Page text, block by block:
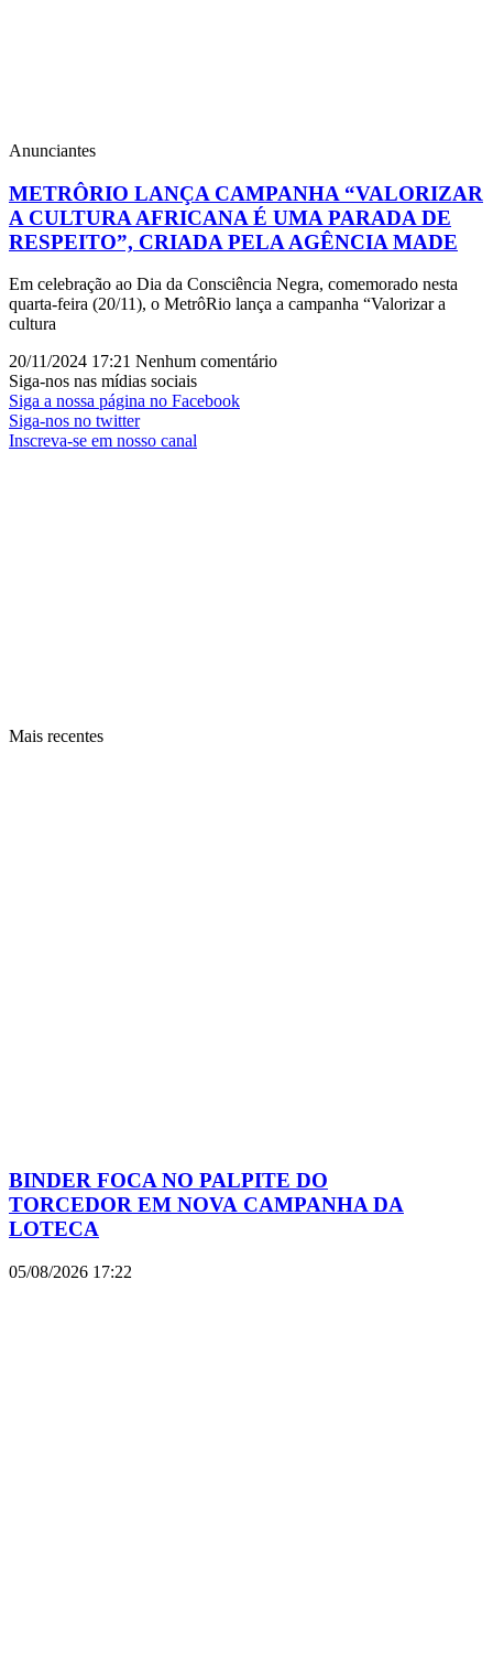
Anunciantes
METRÔRIO LANÇA CAMPANHA “VALORIZAR
A CULTURA AFRICANA É UMA PARADA DE
RESPEITO”, CRIADA PELA AGÊNCIA MADE
Em celebração ao Dia da Consciência Negra, comemorado nesta
quarta-feira (20/11), o MetrôRio lança a campanha “Valorizar a
cultura
20/11/2024 17:21 Nenhum comentário
Siga-nos nas mídias sociais
Siga a nossa página no Facebook
Siga-nos no twitter
Inscreva-se em nosso canal
Mais recentes
BINDER FOCA NO PALPITE DO
TORCEDOR EM NOVA CAMPANHA DA
LOTECA
05/08/2026 17:22